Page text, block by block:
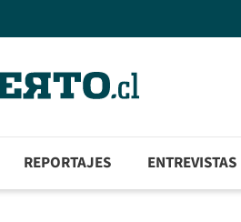
REPORTAJES ENTREVISTAS